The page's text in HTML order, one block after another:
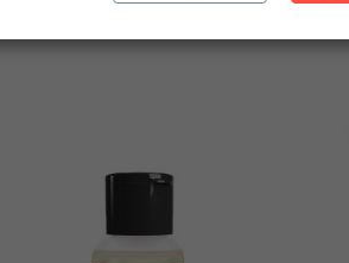
Produtos